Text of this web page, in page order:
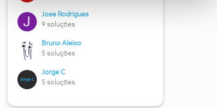
Jose Rodrigues
9 soluções
Bruno Aleixo
5 soluções
Jorge C
5 soluções